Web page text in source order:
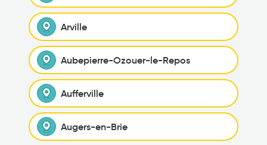
Arville
Aubepierre-Ozouer-le-Repos
Aufferville
Augers-en-Brie